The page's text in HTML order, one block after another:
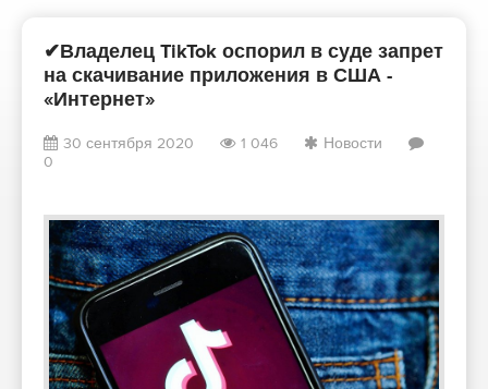
✔Владелец TikTok оспорил в суде запрет
на скачивание приложения в США -
«Интернет»
30 сентября 2020 1 046
Новости
0